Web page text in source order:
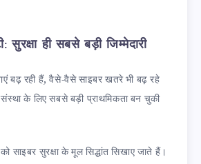
सुरक्षा ही सबसे बड़ी जिम्मेदारी
बढ़ रही हैं, वैसे-वैसे साइबर खतरे भी बढ़ रहे
संस्था के लिए सबसे बड़ी प्राथमिकता बन चुकी
साइबर सुरक्षा के मूल सिद्धांत सिखाए जाते हैं।